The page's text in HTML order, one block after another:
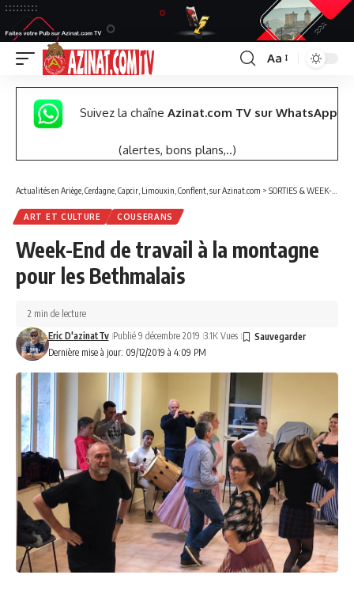
Font
Resizer
Aa
Suivez la chaîne Azinat.com TV sur WhatsApp
(alertes, bons plans,..)
Actualités en Ariège, Cerdagne, Capcir, Limouxin, Conflent, sur Azinat.com > SORTIES & WEEK-END
ART ET CULTURE COUSERANS
Week-End de travail à la montagne
pour les Bethmalais
Dernière mise à jour: 09/12/2019 à 4:09 PM
Eric D'azinatTv Publié 9 décembre 2019 3.1K Vues
2 min de lecture